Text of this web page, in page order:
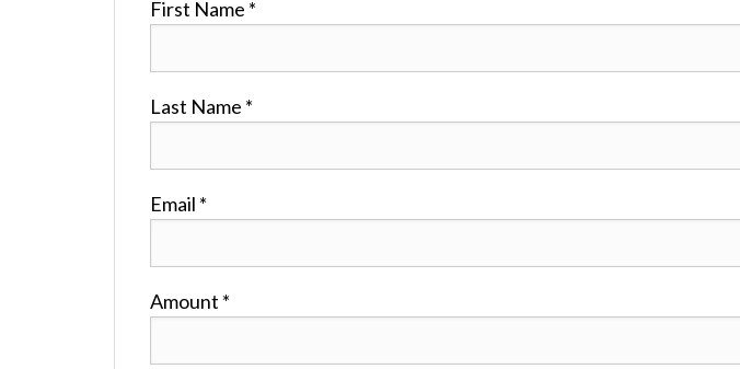
First Name *
Last Name *
Email *
Amount *